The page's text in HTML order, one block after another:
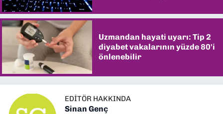
Uzmandan hayati uyarı: Tip 2
diyabet vakalarının yüzde 80'i
önlenebilir
EDITÖR HAKKINDA
Sinan Genç